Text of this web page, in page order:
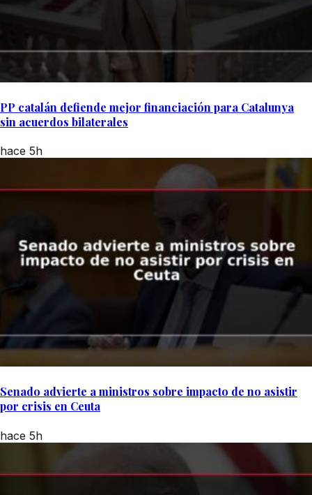
PP catalán defiende mejor financiación para Catalunya
sin acuerdos bilaterales
hace 5h
Senado advierte a ministros sobre impacto de no asistir
por crisis en Ceuta
hace 5h